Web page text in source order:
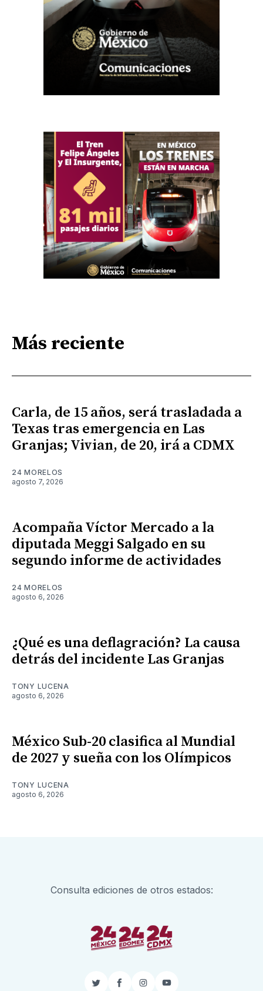
Más reciente
Carla, de 15 años, será trasladada a
Texas tras emergencia en Las
Granjas; Vivian, de 20, irá a CDMX
24 MORELOS
agosto 7, 2026
Acompaña Víctor Mercado a la
diputada Meggi Salgado en su
segundo informe de actividades
24 MORELOS
agosto 6, 2026
¿Qué es una deflagración? La causa
detrás del incidente Las Granjas
TONY LUCENA
agosto 6, 2026
México Sub-20 clasifica al Mundial
de 2027 y sueña con los Olímpicos
TONY LUCENA
agosto 6, 2026
Consulta ediciones de otros estados:
TwitterFacebook
InstagramYouTube